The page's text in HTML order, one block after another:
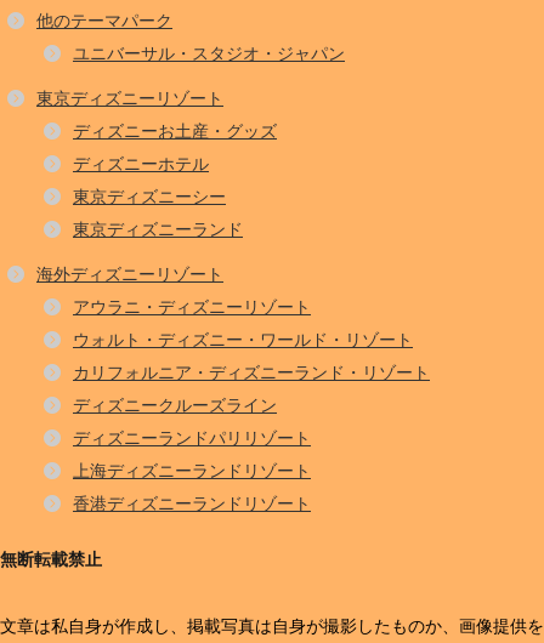
他のテーマパーク
ユニバーサル・スタジオ・ジャパン
東京ディズニーリゾート
ディズニーお土産・グッズ
ディズニーホテル
東京ディズニーシー
東京ディズニーランド
海外ディズニーリゾート
アウラニ・ディズニーリゾート
ウォルト・ディズニー・ワールド・リゾート
カリフォルニア・ディズニーランド・リゾート
ディズニークルーズライン
ディズニーランドパリリゾート
上海ディズニーランドリゾート
香港ディズニーランドリゾート
無断転載禁止
文章は私自身が作成し、掲載写真は自身が撮影したものか、画像提供を